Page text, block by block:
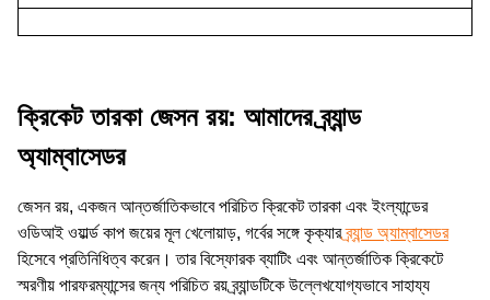
ক্রিকেট তারকা জেসন রয়: আমাদের ব্র্যান্ড
অ্যাম্বাসেডর
জেসন রয়, একজন আন্তর্জাতিকভাবে পরিচিত ক্রিকেট তারকা এবং ইংল্যান্ডের
ওডিআই ওয়ার্ল্ড কাপ জয়ের মূল খেলোয়াড়, গর্বের সঙ্গে কৃক্যারব্র্যান্ড অ্যাম্বাসেডর
হিসেবে প্রতিনিধিত্ব করেন। তার বিস্ফোরক ব্যাটিং এবং আন্তর্জাতিক ক্রিকেটে
স্মরণীয় পারফরম্যান্সের জন্য পরিচিত রয় ব্র্যান্ডটিকে উল্লেখযোগ্যভাবে সাহায্য